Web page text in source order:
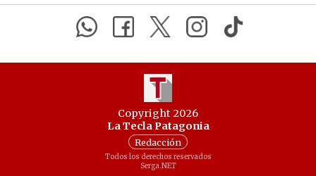
Copyright 2026
La Tecla Patagonia
Redacción
Todos los derechos reservados
Serga.NET